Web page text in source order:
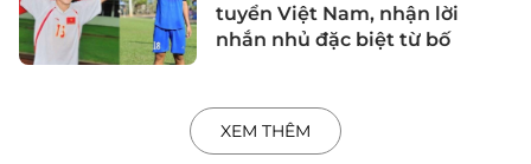
tuyển Việt Nam, nhận lời
nhắn nhủ đặc biệt từ bố
XEM THÊM